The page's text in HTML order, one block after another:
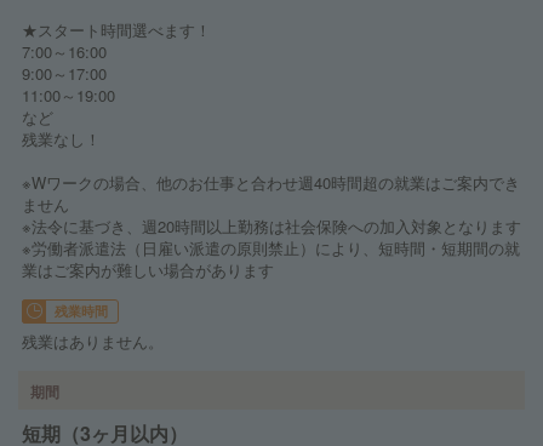
★スタート時間選べます！
7:00～16:00
9:00～17:00
11:00～19:00
など
残業なし！
※Wワークの場合、他のお仕事と合わせ週40時間超の就業はご案内でき
ません
※法令に基づき、週20時間以上勤務は社会保険への加入対象となります
※労働者派遣法（日雇い派遣の原則禁止）により、短時間・短期間の就
業はご案内が難しい場合があります
残業時間
残業はありません。
期間
短期（3ヶ月以内）